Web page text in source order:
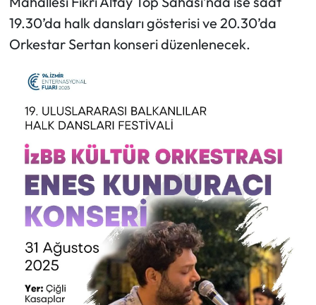
19.30’da halk dansları gösterisi ve 20.30’da
Orkestar Sertan konseri düzenlenecek.